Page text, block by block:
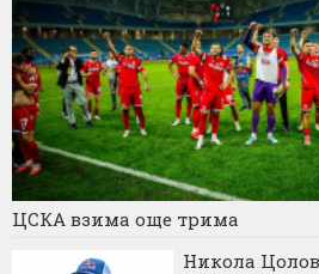
ЦСКА взима още трима
Никола